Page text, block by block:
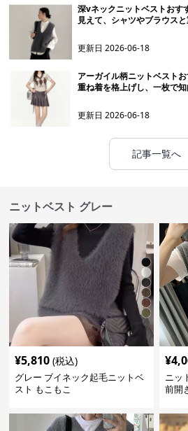
深vネックニットベストおす
見えて、シャツやブラウス
更新日2026-06-18
アーガイル柄ニットベスト
重ね着を格上げし、一枚で
更新日2026-06-18
記事一覧へ
ニットベスト グレー
¥5,810 (税込)
グレー ブイネック起毛ニットベ
スト もこもこ
¥
ニッ
前開